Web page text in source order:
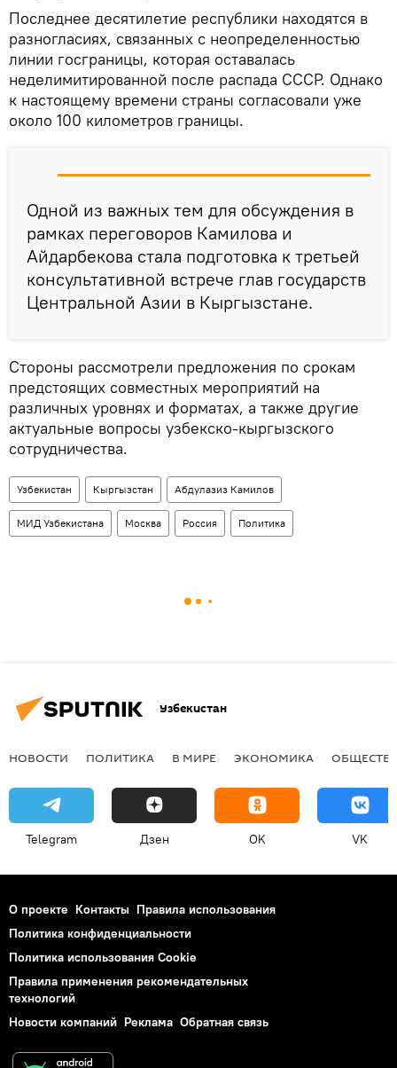
Последнее десятилетие республики находятся в
разногласиях, связанных с неопределенностью
линии госграницы, которая оставалась
неделимитированной после распада СССР. Однако
к настоящему времени страны согласовали уже
около 100 километров границы.
Одной из важных тем для обсуждения в
рамках переговоров Камилова и
Айдарбекова стала подготовка к третьей
консультативной встрече глав государств
Центральной Азии в Кыргызстане.
Стороны рассмотрели предложения по срокам
предстоящих совместных мероприятий на
различных уровнях и форматах, а также другие
актуальные вопросы узбекско-кыргызского
сотрудничества.
Узбекистан Кыргызстан Абдулазиз Камилов
МИД Узбекистана Москва Россия Политика
Узбекистан
НОВОСТИ ПОЛИТИКА В МИРЕ ЭКОНОМИКА
Telegram Дзен OK VK
О проекте Контакты Правила использования
Политика конфиденциальности
Политика использования Cookie
Правила применения рекомендательных
технологий
Новости компаний Реклама Обратная связь